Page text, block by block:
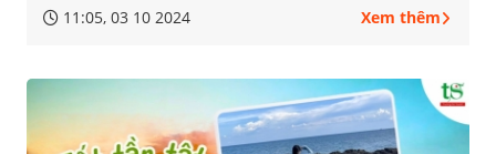
11:05, 03 10 2024 Xem thêm